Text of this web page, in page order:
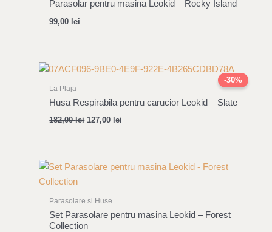
Parasolar pentru masina Leokid – Rocky Island
99,00 lei
-30%
La Plaja
Husa Respirabila pentru carucior Leokid – Slate
182,00lei
Original
127,00 lei
Current
Parasolare si Huse
Set Parasolare pentru masina Leokid – Forest
Collection